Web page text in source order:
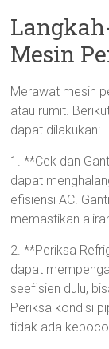
Mesin
Merawat mesin
atau rumit.
dapat dilakukan:
1. **Cek dan
dapat
efisiensi AC.
memastikan
2. **Periksa
dapat
seefisien dulu,
Periksa kondisi
tidak ada